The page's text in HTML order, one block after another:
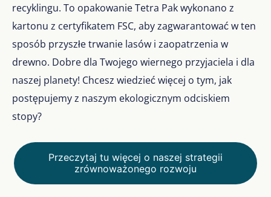
recyklingu. To opakowanie Tetra Pak wykonano z
kartonu z certyfikatem FSC, aby zagwarantować w ten
sposób przyszłe trwanie lasów i zaopatrzenia w
drewno. Dobre dla Twojego wiernego przyjaciela i dla
naszej planety! Chcesz wiedzieć więcej o tym, jak
postępujemy z naszym ekologicznym odciskiem
stopy?
Przeczytaj tu więcej o naszej strategii
zrównoważonego rozwoju